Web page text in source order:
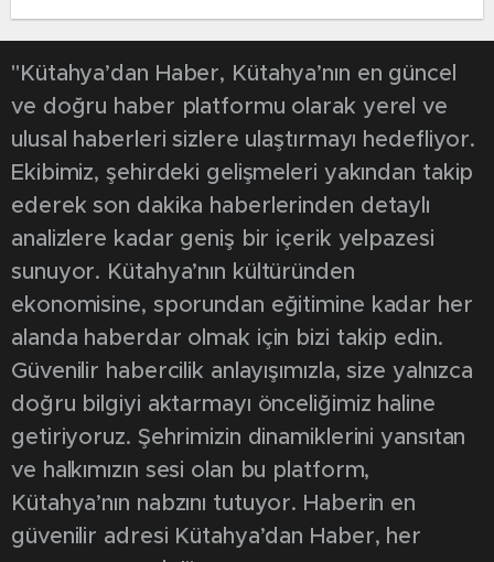
"Kütahya’dan Haber, Kütahya’nın en güncel
ve doğru haber platformu olarak yerel ve
ulusal haberleri sizlere ulaştırmayı hedefliyor.
Ekibimiz, şehirdeki gelişmeleri yakından takip
ederek son dakika haberlerinden detaylı
analizlere kadar geniş bir içerik yelpazesi
sunuyor. Kütahya’nın kültüründen
ekonomisine, sporundan eğitimine kadar her
alanda haberdar olmak için bizi takip edin.
Güvenilir habercilik anlayışımızla, size yalnızca
doğru bilgiyi aktarmayı önceliğimiz haline
getiriyoruz. Şehrimizin dinamiklerini yansıtan
ve halkımızın sesi olan bu platform,
Kütahya’nın nabzını tutuyor. Haberin en
güvenilir adresi Kütahya’dan Haber, her